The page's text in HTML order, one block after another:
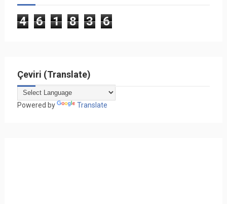
4 6 1 8 3 6
Çeviri (Translate)
Powered by Translate